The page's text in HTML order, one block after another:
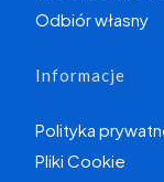
Odbiór własny
Informacje
Polityka
Pliki Cookie